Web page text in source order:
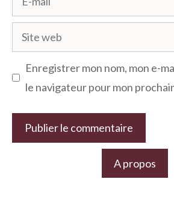
mail
Site
web
Enregistrer mon nom, mon e-
le navigateur pour mon
A propos